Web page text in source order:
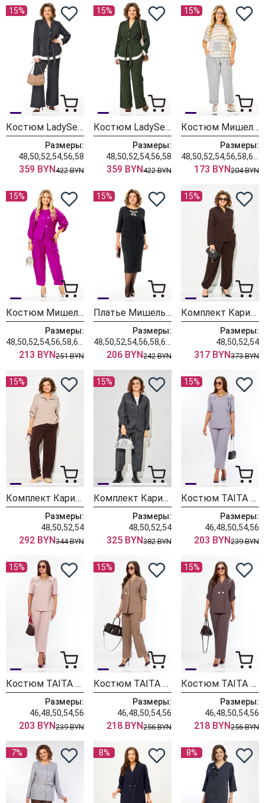
15%
Костюм LadySecret 26251 темный графит
Размеры:
48,50,52,54,56,58
359 BYN422 BYN
15%
Костюм LadySecret 26251 хаки
Размеры:
48,50,52,54,56,58
359 BYN422 BYN
15%
Костюм Мишель Шик 1452 серый+полоска
Размеры:
173 BYN204 BYN
15%
Костюм Мишель Шик 1436/1 королевский пурпур
Размеры:
213 BYN251 BYN
15%
Платье Мишель Шик 2204 графит+клетка
Размеры:
206 BYN242 BYN
15%
Комплект Карина Делюкс 1458 коричневый
Размеры:
48,50,52,54
317 BYN373 BYN
15%
Комплект Карина Делюкс 1460 бежевый
Размеры:
48,50,52,54
292 BYN344 BYN
15%
Комплект Карина Делюкс 1451 антрацит
Размеры:
48,50,52,54
325 BYN382 BYN
15%
Костюм TAITA PLUS 2622/3 лаванда
Размеры:
46,48,50,54,56
203 BYN239 BYN
15%
Костюм TAITA PLUS 2622/2 пудра
Размеры:
46,48,50,54,56
203 BYN239 BYN
15%
Костюм TAITA PLUS 2329/26 капучинно
Размеры:
46,48,50,54,56
218 BYN256 BYN
15%
Костюм TAITA PLUS 2329/27 какао
Размеры:
46,48,50,54,56
218 BYN256 BYN
7% 8% 8%